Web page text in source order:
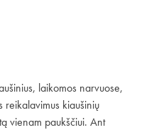
laikomos narvuose,
reikalavimus kiaušinių
vienam paukščiui. Ant